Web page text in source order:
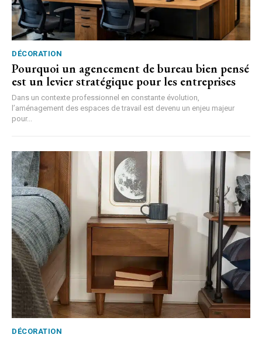
DÉCORATION
Pourquoi un agencement de bureau bien pensé
est un levier stratégique pour les entreprises
Dans un contexte professionnel en constante évolution,
l’aménagement des espaces de travail est devenu un enjeu majeur
pour...
DÉCORATION